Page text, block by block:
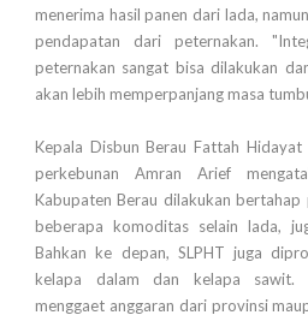
menerima hasil panen dari lada,
pendapatan dari peternakan.
peternakan sangat bisa dilakukan
akan lebih memperpanjang masa
Kepala Disbun Berau Fattah Hidayat
perkebunan Amran Arief
Kabupaten Berau dilakukan
beberapa komoditas selain lada,
Bahkan ke depan, SLPHT juga
kelapa dalam dan kelapa sawit.
menggaet anggaran dari provinsi